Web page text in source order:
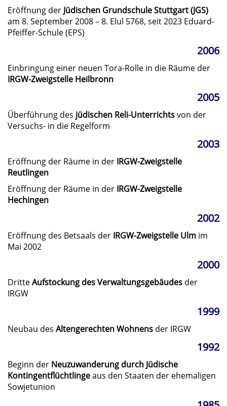
Eröffnung der Jüdischen Grundschule Stuttgart (JGS)
am 8. September 2008 – 8. Elul 5768, seit 2023 Eduard-
Pfeiffer-Schule (EPS)
2006
Einbringung einer neuen Tora-Rolle in die Räume der
IRGW-Zweigstelle Heilbronn
2005
Überführung des jüdischen Reli-Unterrichtsvon der
Versuchs- in die Regelform
2003
Eröffnung der Räume in der IRGW-Zweigstelle
Reutlingen
Eröffnung der Räume in der IRGW-Zweigstelle
Hechingen
2002
Eröffnung des Betsaals der IRGW-Zweigstelle Ulm im
Mai 2002
2000
DritteAufstockung des Verwaltungsgebäudes der
IRGW
1999
Neubau des Altengerechten Wohnens der IRGW
1992
Beginn der Neuzuwanderung durch Jüdische
Kontingentflüchtlingeaus den Staaten der ehemaligen
Sowjetunion